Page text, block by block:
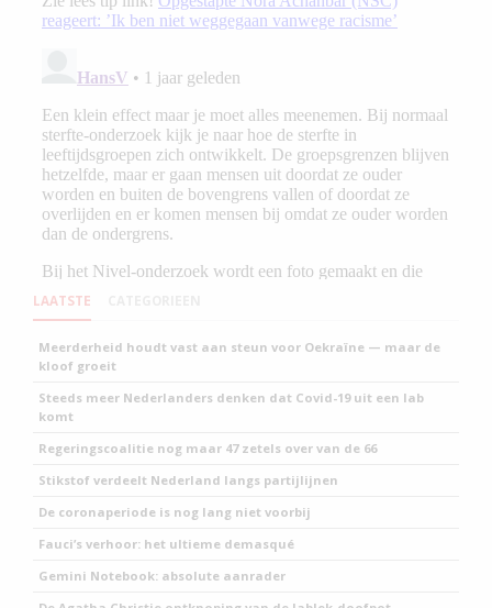
LAATSTE
Meerderheid houdt vast aan steun voor Oekraïne — maar de
kloof groeit
Steeds meer Nederlanders denken dat Covid-19 uit een lab
komt
Regeringscoalitie nog maar 47 zetels over van de 66
Stikstof verdeelt Nederland langs partijlijnen
De coronaperiode is nog lang niet voorbij
Fauci’s verhoor: het ultieme demasqué
Gemini Notebook: absolute aanrader